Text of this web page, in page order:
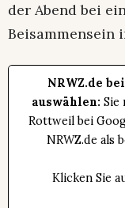
der Abend bei
Beisammensein
NRWZ.de
auswählen: Sie
Rottweil bei
NRWZ.de als
Klicken Sie